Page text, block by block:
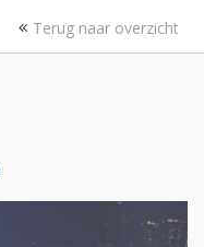
Terug naar overzicht